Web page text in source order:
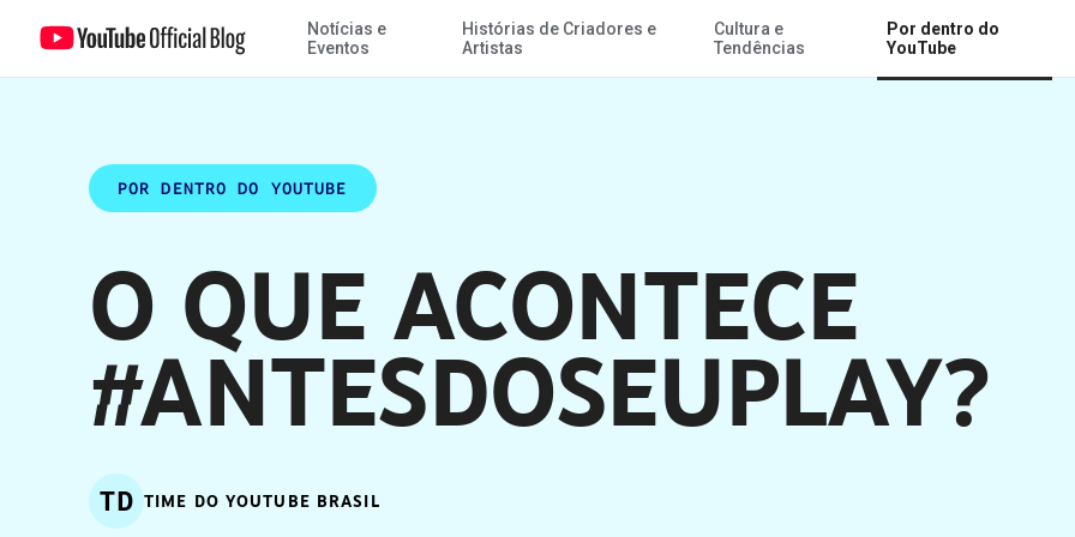
Ir para o Conteúdo Principal
Notícias e
Eventos
Histórias de Criadores e
Artistas
Cultura e
Tendências
Por dentro do
YouTube
O que acontece #AntesDoSeuPlay?
POR DENTRO DO YOUTUBE
O QUE ACONTECE
#ANTESDOSEUPLAY?
TD TIME DO YOUTUBE BRASIL